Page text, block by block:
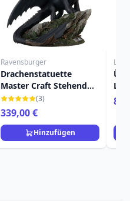
Ravensburger
Drachenstatuette
Master Craft Stehend
Ohnezahn 31 cm
(3)
339,00 €
Hinzufügen